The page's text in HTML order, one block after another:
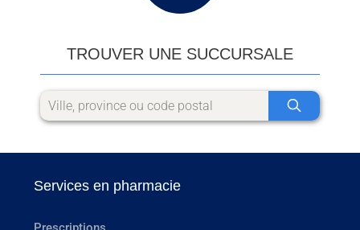
TROUVER UNE SUCCURSALE
Services en pharmacie